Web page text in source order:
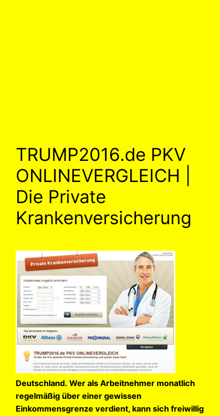
TRUMP2016.de PKV
ONLINEVERGLEICH |
Die Private
Krankenversicherung
Deutschland. Wer als Arbeitnehmer monatlich
regelmäßig über einer gewissen
Einkommensgrenze verdient, kann sich freiwillig